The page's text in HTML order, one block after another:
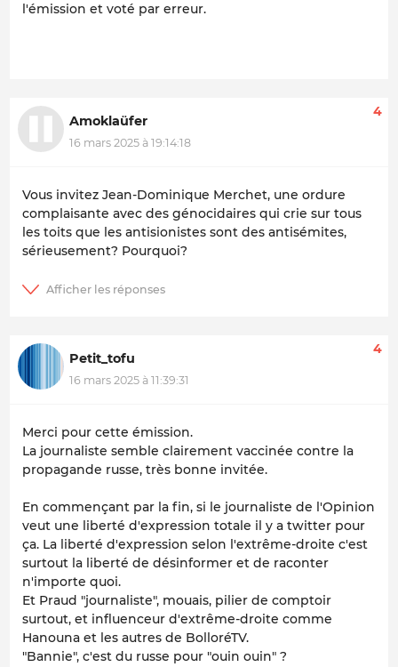
l'émission et voté par erreur.
Amoklaüfer
16 mars 2025 à 19:14:18
4
Vous invitez Jean-Dominique Merchet, une ordure
complaisante avec des génocidaires qui crie sur tous
les toits que les antisionistes sont des antisémites,
sérieusement? Pourquoi?
Petit_tofu
16 mars 2025 à 11:39:31
4
Merci pour cette émission.
La journaliste semble clairement vaccinée contre la
propagande russe, très bonne invitée.
En commençant par la fin, si le journaliste de l'Opinion
veut une liberté d'expression totale il y a twitter pour
ça. La liberté d'expression selon l'extrême-droite c'est
surtout la liberté de désinformer et de raconter
n'importe quoi.
Et Praud "journaliste", mouais, pilier de comptoir
surtout, et influenceur d'extrême-droite comme
Hanouna et les autres de BolloréTV.
"Bannie", c'est du russe pour "ouin ouin" ?